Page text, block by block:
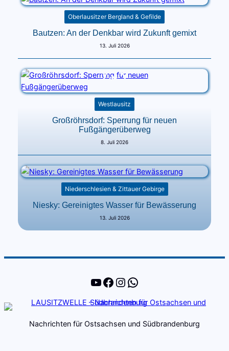
Oberlausitzer Bergland & Gefilde
Bautzen: An der Denkbar wird Zukunft gemixt
13. Juli 2026
Westlausitz
Großröhrsdorf: Sperrung für neuen
Fußgängerüberweg
8. Juli 2026
Niederschlesien & Zittauer Gebirge
Niesky: Gereinigtes Wasser für Bewässerung
13. Juli 2026
YouTube
Facebook
Instagram
WhatsApp
Nachrichten für Ostsachsen und Südbrandenburg